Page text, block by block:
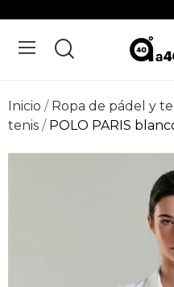
Inicio Ropa de pádel y
tenis
POLO PARIS